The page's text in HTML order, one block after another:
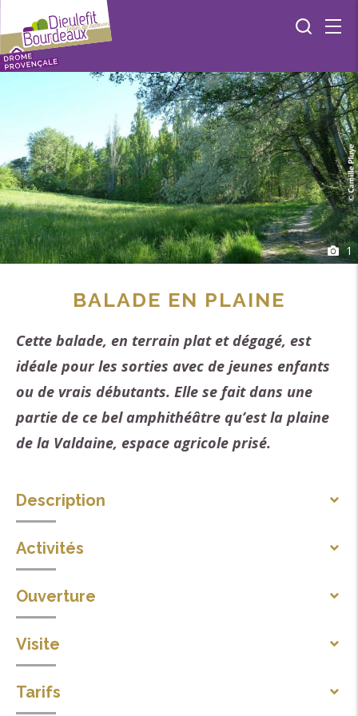
1
BALADE EN PLAINE
Cette balade, en terrain plat et dégagé, est
idéale pour les sorties avec de jeunes enfants
ou de vrais débutants. Elle se fait dans une
partie de ce bel amphithéâtre qu’est la plaine
de la Valdaine, espace agricole prisé.
Description
Elle se fait dans une partie de ce bel amphithéâtre
qu’est la plaine de la Valdaine, espace agricole prisé.
Restez vigilant aux voitures car l’itinéraire emprunte
quelques parties goudronnées.
Topo/pas à pas
Mazenc (alt. 215m), partir vers Dieulefit puis à droite
Activités
Sports cyclistes
Itinéraire VTT
Ouverture
Toute l'année tous les jours.
Visite
Durée moyenne de la visite individuelle : 90 min
Tarifs